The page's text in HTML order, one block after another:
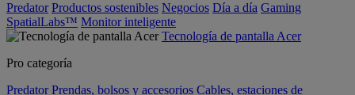
Predator Productos sostenibles Negocios Día a día Gaming
SpatialLabs™ Monitor inteligente
Tecnología de pantalla Acer
Pro categoría
Predator Prendas, bolsos y accesorios Cables, estaciones de